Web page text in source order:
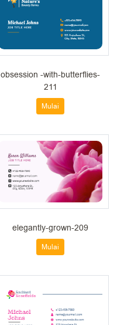
obsession -with-butterflies-
211
Mulai
elegantly-grown-209
Mulai